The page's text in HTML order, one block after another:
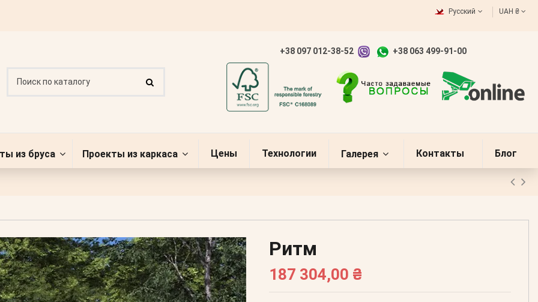
Русский UAH ₴
+38 097 012-38-52 +38 063 499-91-00
из бруса Проекты из каркаса Цены Технологии Галерея Контакты Блог
Ритм
187 304,00 ₴